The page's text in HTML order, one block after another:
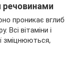
речовинами
проникає вглиб
Всі вітаміни і
зміцнюються,